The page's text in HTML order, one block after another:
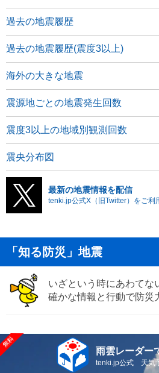
過去の地震履歴
過去の地震履歴(震度3以上)
海外の大きな地震
震源地ごとの地震発生回数
震度3以上の地域別観測回数
震央分布図
最新の地震情報を配信
tenki.jp公式X（旧Twitter）をご利
「知る防災」地震
いざという時にあわてな
確かな情報と行動で防災
雨雲レーダー
tenki.jp公式 天気